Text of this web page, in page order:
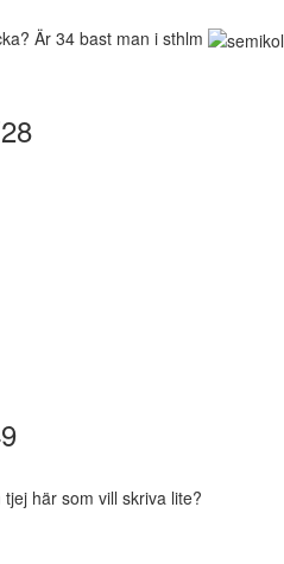
Är 34 bast man i sthlm
här som vill skriva lite?